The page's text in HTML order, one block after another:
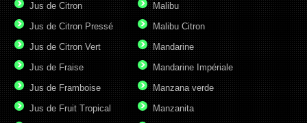
Jus de Citron
Jus de Citron Pressé
Jus de Citron Vert
Jus de Fraise
Jus de Framboise
Jus de Fruit Tropical
Malibu
Malibu Citron
Mandarine
Mandarine Impériale
Manzana verde
Manzanita